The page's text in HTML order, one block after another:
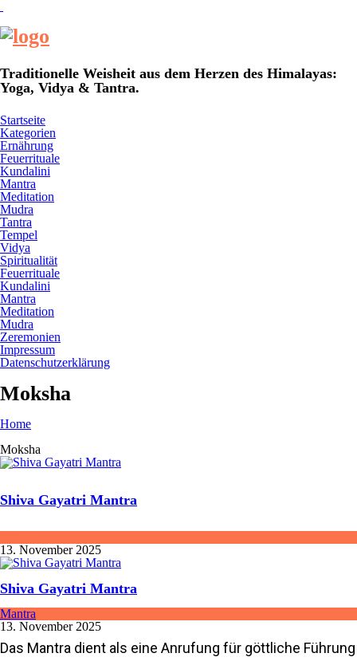
Traditionelle Weisheit aus dem Herzen des Himalayas:
Yoga, Vidya & Tantra.
Startseite
Kategorien
Ernährung
Feuerrituale
Kundalini
Mantra
Meditation
Mudra
Tantra
Tempel
Vidya
Spiritualität
Feuerrituale
Kundalini
Mantra
Meditation
Mudra
Zeremonien
Impressum
Datenschutzerklärung
Moksha
Home
Moksha
Shiva Gayatri Mantra
13. November 2025
Shiva Gayatri Mantra
Mantra
13. November 2025
Das Mantra dient als eine Anrufung für göttliche Führung